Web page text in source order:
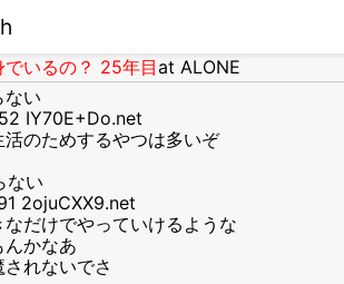
いるの？ 25年目at ALONE
ない
IY70E+Do.net
のためするやつは多いぞ
ない
2ojuCXX9.net
だけでやっていけるような
かなあ
れないでさ